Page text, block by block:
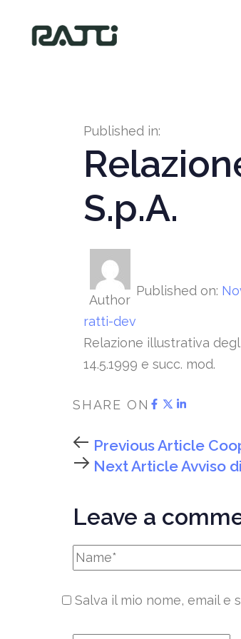
Published in:
S.p.A.
Author
ratti-dev
Published on:
Relazione illustrativa
14.5.1999 e succ. mod.
SHARE ON
Previous Article
Next ArticleAvviso
Leave a
Salva il mio nome, email